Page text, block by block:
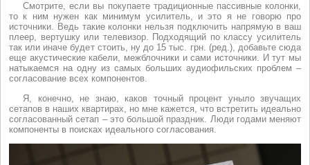
Смотрите, если вы покупаете традиционные пассивные колонки,
то к ним нужен как минимум усилитель, и это я не говорю про
источники. Ведь такие колонки нельзя подключить напрямую в ваш
плеер, вертушку или телевизор. Подходящий по классу усилитель
так или иначе будет стоить, ну до 15 тыс. грн. (ред.), добавьте сюда
еще акустические кабели, межблочники и сами источники. И тут мы
натыкаемся на одну из самых больших аудиофильских проблем –
согласование всех компонентов.
Я, конечно, не знаю, каков точный процент уныло звучащих
сетапов в наших квартирах, но мне кажется, что встретить идеально
согласованный сетап – это большой праздник. Люди годами меняют
компоненты в поисках идеального согласования.